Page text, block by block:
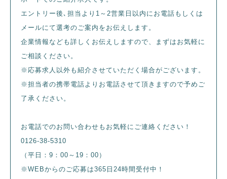
エントリー後､担当より1～2営業日以内にお電話もしくは
メールにて選考のご案内をお伝えします。
企業情報なども詳しくお伝えしますので、まずはお気軽に
ご相談ください。
※応募求人以外も紹介させていただく場合がございます。
※担当者の携帯電話よりお電話させて頂きますので予めご
了承ください。
お電話でのお問い合わせもお気軽にご連絡ください！
0126-38-5310
（平日：9：00～19：00）
※WEBからのご応募は365日24時間受付中！